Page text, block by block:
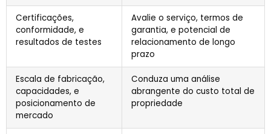
Certificações,
conformidade, e
resultados de testes
Avalie o serviço, termos de
garantia, e potencial de
relacionamento de longo
prazo
Escala de fabricação,
capacidades, e
posicionamento de
mercado
Conduza uma análise
abrangente do custo total de
propriedade